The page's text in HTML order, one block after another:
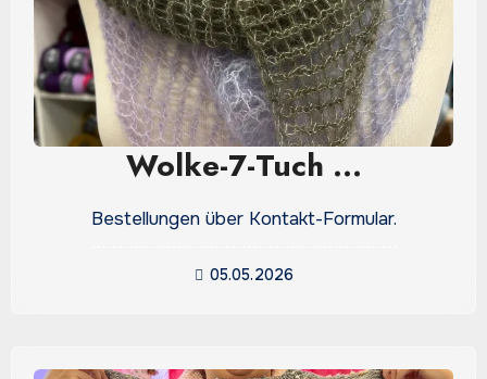
Wolke-7-Tuch …
Bestellungen über Kontakt-Formular.
05.05.2026